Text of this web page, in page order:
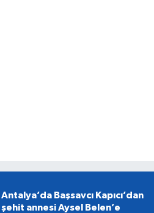
Antalya’da Başsavcı Kapıcı’dan
şehit annesi Aysel Belen’e